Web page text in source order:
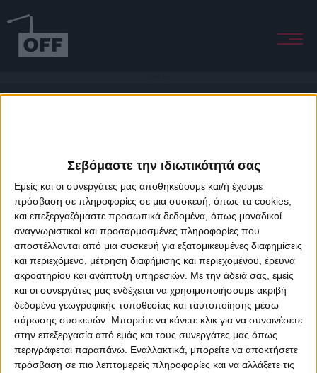
Σεβόμαστε την ιδιωτικότητά σας
Εμείς και οι συνεργάτες μας αποθηκεύουμε και/ή έχουμε
πρόσβαση σε πληροφορίες σε μια συσκευή, όπως τα cookies,
και επεξεργαζόμαστε προσωπικά δεδομένα, όπως μοναδικοί
αναγνωριστικοί και προσαρμοσμένες πληροφορίες που
αποστέλλονται από μια συσκευή για εξατομικευμένες διαφημίσεις
και περιεχόμενο, μέτρηση διαφήμισης και περιεχομένου, έρευνα
ακροατηρίου και ανάπτυξη υπηρεσιών. Με την άδειά σας, εμείς
και οι συνεργάτες μας ενδέχεται να χρησιμοποιήσουμε ακριβή
δεδομένα γεωγραφικής τοποθεσίας και ταυτοποίησης μέσω
σάρωσης συσκευών. Μπορείτε να κάνετε κλικ για να συναινέσετε
στην επεξεργασία από εμάς και τους συνεργάτες μας όπως
περιγράφεται παραπάνω. Εναλλακτικά, μπορείτε να αποκτήσετε
πρόσβαση σε πιο λεπτομερείς πληροφορίες και να αλλάξετε τις
About Offradio Business Class Terms & Conditions
Privacy Policy
Designed & developed byporcupine colors&Fotis Alexandrou